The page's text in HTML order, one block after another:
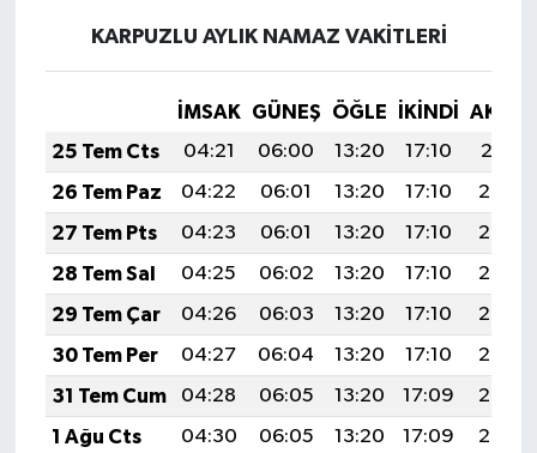
KARPUZLU AYLIK NAMAZ VAKITLERI
İMSAK GÜNEŞ ÖĞLE İKINDI
25 Tem Cts
04:21 06:00 13:20 17:10
20:31
26 Tem Paz
04:22 06:01 13:20 17:10
20:30
27 Tem Pts
04:23 06:01 13:20 17:10
20:29
28 Tem Sal
04:25 06:02 13:20 17:10
20:28
29 Tem Çar
04:26 06:03 13:20 17:10
20:28
30 Tem Per
04:27 06:04 13:20 17:10
20:27
31 Tem Cum
04:28 06:05 13:20 17:09
20:26
1 Ağu Cts
04:30 06:05 13:20 17:09
20:25